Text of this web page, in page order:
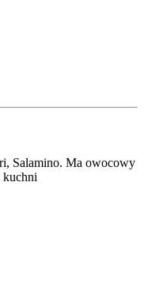
Salamino. Ma owocowy
kuchni